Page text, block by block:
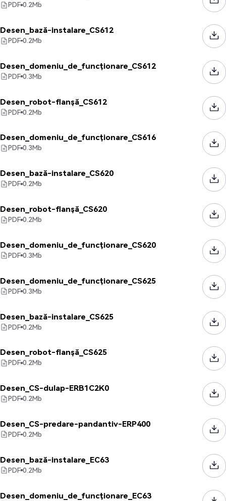
PDF 0.2Mb
Desen_bază-instalare_CS612
PDF 0.2Mb
Desen_domeniu_de_funcționare_CS612
PDF 0.3Mb
Desen_robot-flanșă_CS612
PDF 0.2Mb
Desen_domeniu_de_funcționare_CS616
PDF 0.3Mb
Desen_bază-instalare_CS620
PDF 0.2Mb
Desen_robot-flanșă_CS620
PDF 0.2Mb
Desen_domeniu_de_funcționare_CS620
PDF 0.3Mb
Desen_domeniu_de_funcționare_CS625
PDF 0.3Mb
Desen_bază-instalare_CS625
PDF 0.2Mb
Desen_robot-flanșă_CS625
PDF 0.2Mb
Desen_CS-dulap-ERB1C2K0
PDF 0.2Mb
Desen_CS-predare-pandantiv-ERP400
PDF 0.2Mb
Desen_bază-instalare_EC63
PDF 0.2Mb
Desen_domeniu_de_funcționare_EC63